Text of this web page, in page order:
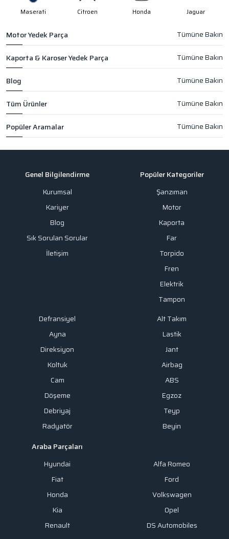
Maserati Citroen Honda Jaguar
Motor Yedek Parça
Kaporta & Karoser Yedek Parça
Blog
Tüm Ürünler
Popüler Aramalar
Genel Bilgilendirme
Kurumsal
Kariyer
Blog
Sık Sorulan Sorular
İletişim
Popüler Kategoriler
Şanzıman
Motor
Kaporta
Far
Torpido
Fren
Elektrik
Tampon
Defransiyel
Ayna
Direksiyon
Koltuk
Cam
Döşeme
Debriyaj
Radyatör
Alt Takım
Lastik
Jant
Airbag
ABS
Egzoz
Teyp
Beyin
Araba Parçaları
Hyundai
Fiat
Honda
Kia
Renault
Alfa Romeo
Ford
Volkswagen
Opel
DS Automobiles